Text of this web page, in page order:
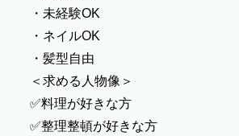
・未経験OK
・ネイルOK
・髪型自由
＜求める人物像＞
✅料理が好きな方
✅整理整頓が好きな方